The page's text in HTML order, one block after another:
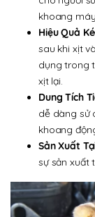
khoang
Hiệu Quả
sau khi xịt
dụng trong
xịt lại.
Dung Tích
dễ dàng sử
khoang
Sản Xuất
sự sản xuất